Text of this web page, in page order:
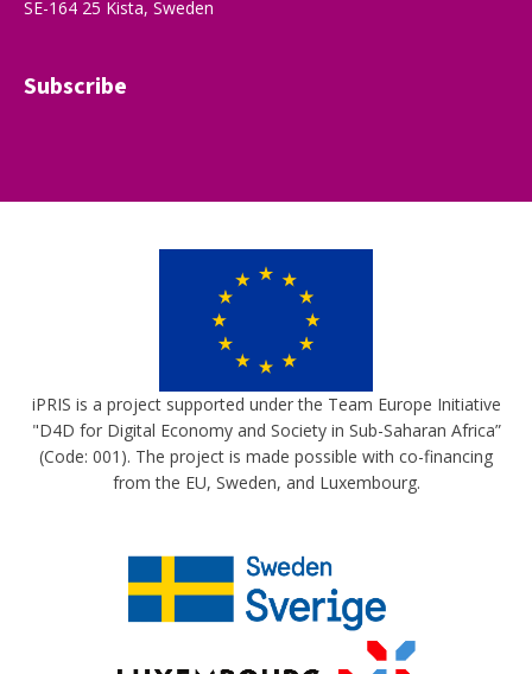
SE-164 25 Kista, Sweden
Subscribe
iPRIS is a project supported under the Team Europe Initiative
"D4D for Digital Economy and Society in Sub-Saharan Africa”
(Code: 001). The project is made possible with co-financing
from the EU, Sweden, and Luxembourg.